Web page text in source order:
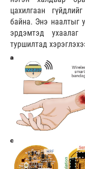
цахилгаан
байна. Энэ наалтыг
эрдэмтэд
туршилтад